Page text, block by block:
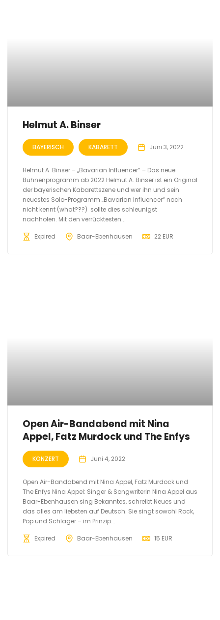
Helmut A. Binser
BAYERISCH KABARETT Juni 3, 2022
Helmut A. Binser – „Bavarian Influencer“ – Das neue
Bühnenprogramm ab 2022 Helmut A. Binser ist ein Original
der bayerischen Kabarettszene und wer ihn und sein
neuestes Solo-Programm „Bavarian Influencer“ noch
nicht kennt (what???) sollte dies schleunigst
nachholen. Mit den verrücktesten...
Expired Baar-Ebenhausen 22 EUR
Open Air-Bandabend mit Nina
Appel, Fatz Murdock und The Enfys
KONZERT Juni 4, 2022
Open Air-Bandabend mit Nina Appel, Fatz Murdock und
The Enfys Nina Appel: Singer & Songwriterin Nina Appel aus
Baar-Ebenhausen sing Bekanntes, schreibt Neues und
das alles am liebsten auf Deutsch. Sie singt sowohl Rock,
Pop und Schlager – im Prinzip...
Expired Baar-Ebenhausen 15 EUR